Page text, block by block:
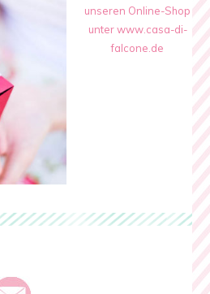
unseren Online-Shop
unter www.casa-di-
falcone.de